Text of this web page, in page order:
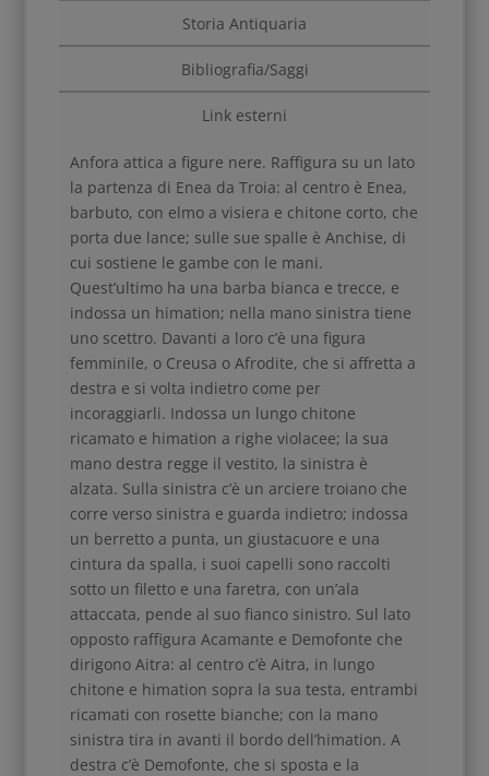
Storia Antiquaria
Bibliografia/Saggi
Link esterni
Anfora attica a figure nere. Raffigura su un lato
la partenza di Enea da Troia: al centro è Enea,
barbuto, con elmo a visiera e chitone corto, che
porta due lance; sulle sue spalle è Anchise, di
cui sostiene le gambe con le mani.
Quest’ultimo ha una barba bianca e trecce, e
indossa un himation; nella mano sinistra tiene
uno scettro. Davanti a loro c’è una figura
femminile, o Creusa o Afrodite, che si affretta a
destra e si volta indietro come per
incoraggiarli. Indossa un lungo chitone
ricamato e himation a righe violacee; la sua
mano destra regge il vestito, la sinistra è
alzata. Sulla sinistra c’è un arciere troiano che
corre verso sinistra e guarda indietro; indossa
un berretto a punta, un giustacuore e una
cintura da spalla, i suoi capelli sono raccolti
sotto un filetto e una faretra, con un’ala
attaccata, pende al suo fianco sinistro. Sul lato
opposto raffigura Acamante e Demofonte che
dirigono Aitra: al centro c’è Aitra, in lungo
chitone e himation sopra la sua testa, entrambi
ricamati con rosette bianche; con la mano
sinistra tira in avanti il ​​bordo dell’himation. A
destra c’è Demofonte, che si sposta e la